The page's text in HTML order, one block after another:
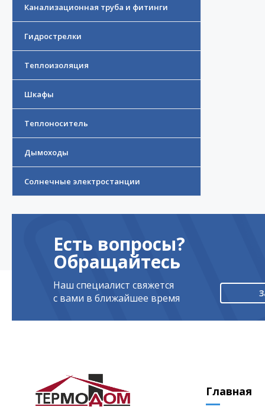
Канализационная труба и фитинги
Гидрострелки
Теплоизоляция
Шкафы
Теплоноситель
Дымоходы
Солнечные электростанции
Есть вопросы?
Обращайтесь
Наш специалист свяжется
с вами в ближайшее время
Главная